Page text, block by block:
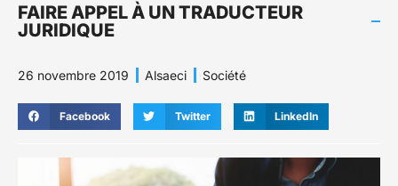
FAIRE APPEL À UN TRADUCTEUR
JURIDIQUE
26 novembre 2019 Alsaeci Société
Facebook Twitter LinkedIn